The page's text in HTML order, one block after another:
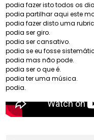
podia fazer isto todos os
podia partilhar aqui este
podia fazer disto uma
podia ser giro.
podia ser cansativo.
podia se eu fosse
podia mas não pode.
podia ser o que é.
podia ter uma música.
podia.